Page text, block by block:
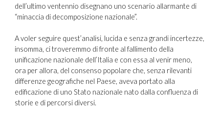
dell’ultimo ventennio disegnano uno scenario allarmante di
“minaccia di decomposizione nazionale”.
A voler seguire quest’analisi, lucida e senza grandi incertezze,
insomma, ci troveremmo di fronte al fallimento della
unificazione nazionale dell’Italia e con essa al venir meno,
ora per allora, del consenso popolare che, senza rilevanti
differenze geografiche nel Paese, aveva portato alla
edificazione di uno Stato nazionale nato dalla confluenza di
storie e di percorsi diversi.